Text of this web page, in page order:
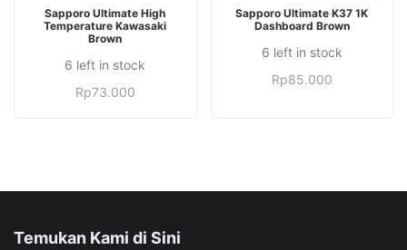
TAMBAH KE KERANJANG
Sapporo Ultimate High
Temperature Kawasaki
Brown
6 left in stock
Rp73.000
TAMBAH KE KERANJANG
Sapporo Ultimate K37 1K
Dashboard Brown
6 left in stock
Rp85.000
Temukan Kami di Sini